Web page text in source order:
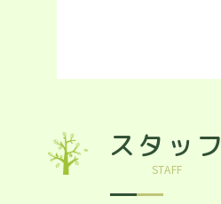
スタッフ
STAFF